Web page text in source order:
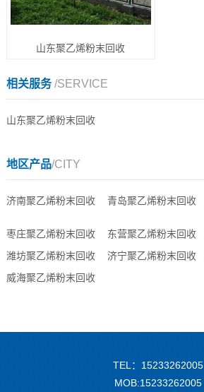
山东聚乙烯粉末回收
相关服务/SERVICE
山东聚乙烯粉末回收
地区产品/CITY
济南聚乙烯粉末回收
青岛聚乙烯粉末回收
枣庄聚乙烯粉末回收
东营聚乙烯粉末回收
潍坊聚乙烯粉末回收
济宁聚乙烯粉末回收
威海聚乙烯粉末回收
TEL：15233262005
MOB:15233262005